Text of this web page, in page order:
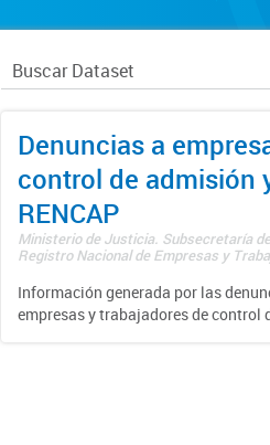
Denuncias a
control de admisión
RENCAP
Ministerio de Justicia. Subsecretaría
Registro Nacional de Empresas y
Información generada por las
empresas y trabajadores de control